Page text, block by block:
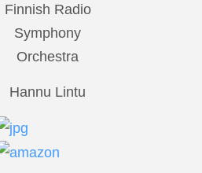
Finnish Radio
Symphony
Orchestra
Hannu Lintu